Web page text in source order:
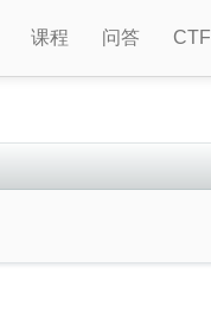
课程 问答 CTF